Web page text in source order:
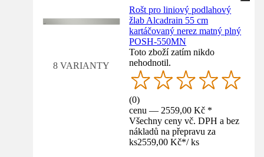
8 VARIANTY
Rošt pro liniový podlahový
žlab Alcadrain 55 cm
kartáčovaný nerez matný plný
POSH-550MN
Toto zboží zatím nikdo
nehodnotil.
(0)
cenu — 2559,00 Kč *
Všechny ceny vč. DPH a bez
nákladů na přepravu za
ks2559,00 Kč*/ ks